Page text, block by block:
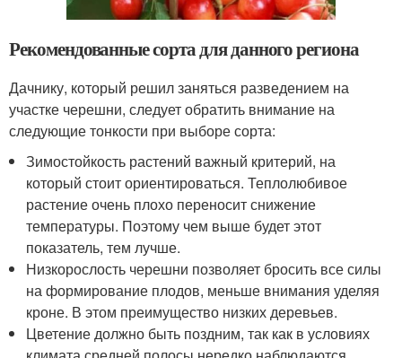
Рекомендованные сорта для данного региона
Дачнику, который решил заняться разведением на
участке черешни, следует обратить внимание на
следующие тонкости при выборе сорта:
Зимостойкость растений важный критерий, на
который стоит ориентироваться. Теплолюбивое
растение очень плохо переносит снижение
температуры. Поэтому чем выше будет этот
показатель, тем лучше.
Низкорослость черешни позволяет бросить все силы
на формирование плодов, меньше внимания уделяя
кроне. В этом преимущество низких деревьев.
Цветение должно быть поздним, так как в условиях